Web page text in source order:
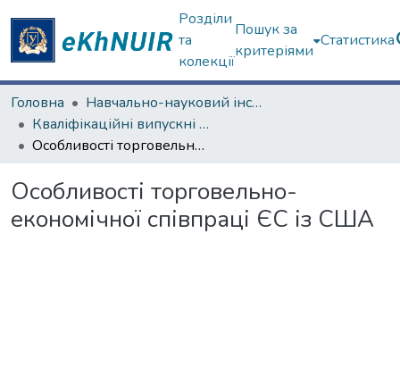
Розділи
та
колекції
Пошук за
критеріями
Статистика
Головна
Навчально-науковий інститут "Каразінський інститут міжнародних відносин та туристичного бізнесу"
Кваліфікаційні випускні роботи бакалаврів. Навчально-науковий інститут "Каразінський інститут міжнародних відносин та туристичного бізнесу"
Особливості торговельно-економічної співпраці ЄС із США
Особливості торговельно-
економічної співпраці ЄС із США